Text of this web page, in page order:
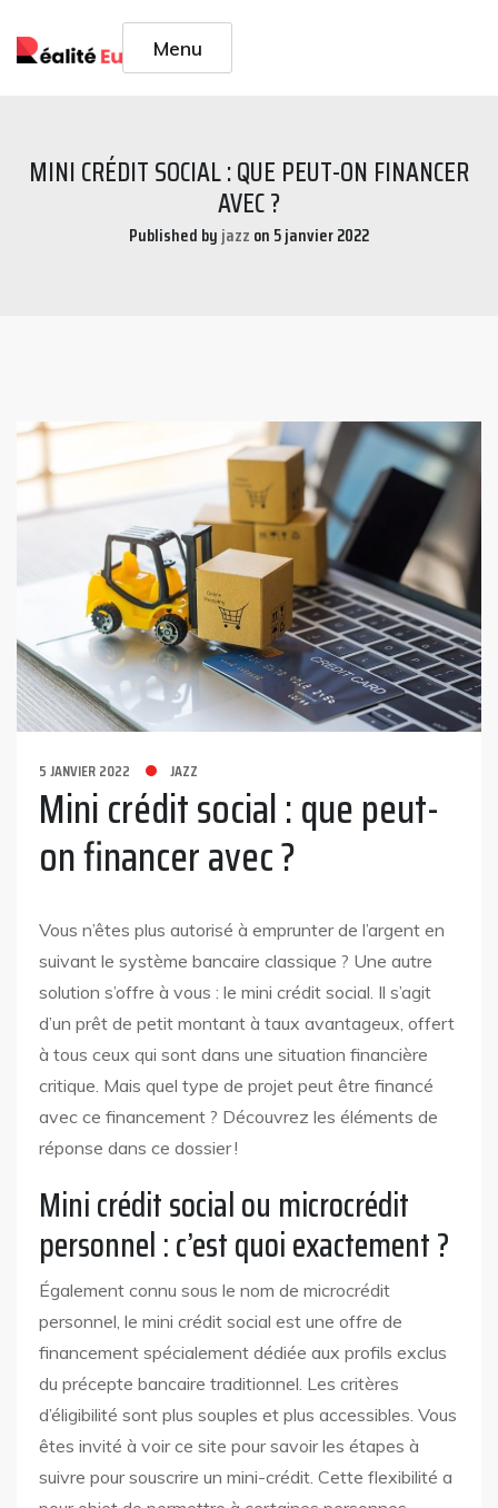
Menu
MINI CRÉDIT SOCIAL : QUE PEUT-ON FINANCER
AVEC ?
Published byjazz on 5 janvier 2022
5 JANVIER 2022 JAZZ
Mini crédit social : que peut-
on financer avec ?
Vous n’êtes plus autorisé à emprunter de l’argent en
suivant le système bancaire classique ? Une autre
solution s’offre à vous : le mini crédit social. Il s’agit
d’un prêt de petit montant à taux avantageux, offert
à tous ceux qui sont dans une situation financière
critique. Mais quel type de projet peut être financé
avec ce financement ? Découvrez les éléments de
réponse dans ce dossier !
Mini crédit social ou microcrédit
personnel : c’est quoi exactement ?
Également connu sous le nom de microcrédit
personnel, le mini crédit social est une offre de
financement spécialement dédiée aux profils exclus
du précepte bancaire traditionnel. Les critères
d’éligibilité sont plus souples et plus accessibles. Vous
êtes invité à voir ce site pour savoir les étapes à
suivre pour souscrire un mini-crédit . Cette flexibilité a